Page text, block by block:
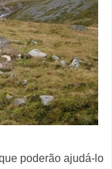
poderão ajudá-lo